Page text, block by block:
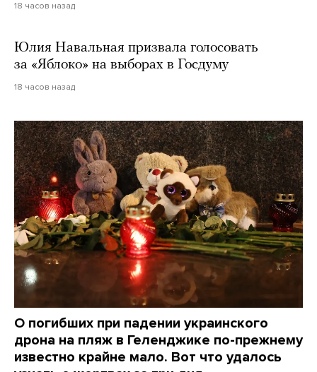
18 часов назад
Юлия Навальная призвала голосовать
за «Яблоко» на выборах в Госдуму
18 часов назад
О погибших при падении украинского
дрона на пляж в Геленджике по-прежнему
известно крайне мало. Вот что удалось